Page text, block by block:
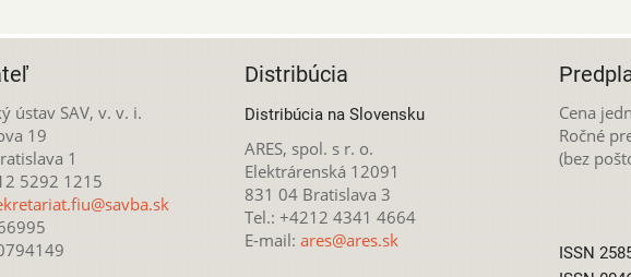
ústav SAV, v. v. i.
19
1
5292 1215
Distribúcia
Distribúcia na Slovensku
ARES, spol. s r. o.
Elektrárenská 12091
831 04 Bratislava 3
Tel.: +4212 4341 4664
E-mail: ares@ares.sk
Cena
Ročné
(bez
ISSN